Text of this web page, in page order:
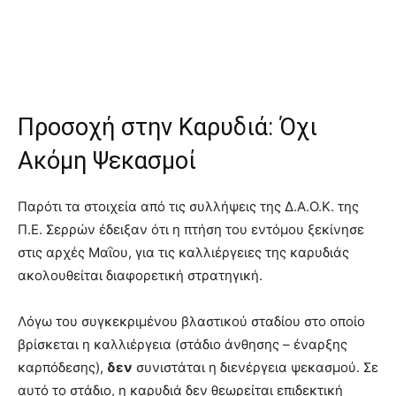
Προσοχή στην Καρυδιά: Όχι
Ακόμη Ψεκασμοί
Παρότι τα στοιχεία από τις συλλήψεις της Δ.Α.Ο.Κ. της
Π.Ε. Σερρών έδειξαν ότι η πτήση του εντόμου ξεκίνησε
στις αρχές Μαΐου, για τις καλλιέργειες της καρυδιάς
ακολουθείται διαφορετική στρατηγική.
Λόγω του συγκεκριμένου βλαστικού σταδίου στο οποίο
βρίσκεται η καλλιέργεια (στάδιο άνθησης – έναρξης
καρπόδεσης), δεν συνιστάται η διενέργεια ψεκασμού. Σε
αυτό το στάδιο, η καρυδιά δεν θεωρείται επιδεκτική